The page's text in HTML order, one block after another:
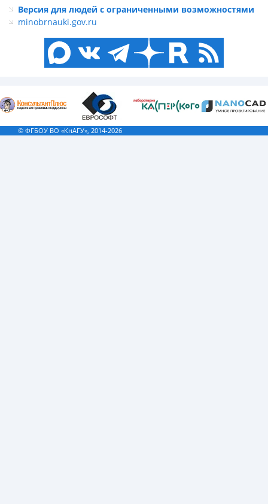
Версия для людей с ограниченными возможностями
minobrnauki.gov.ru
© ФГБОУ ВО «КнАГУ», 2014-2026